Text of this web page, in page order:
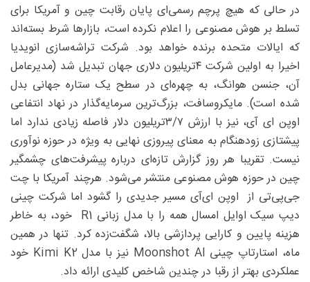
در حالی که هیچ پرچم رسمی‌ای پایان رقابت چین و آمریکا برای
تسلط بر هوش مصنوعی را اعلام نکرده است، بازارها شرط بسته‌اند
که ایالات‌ متحده برنده خواهد بود. شرکت تراشه‌سازی انویدیا
اخیرا به اولین شرکت ۴‌تریلیون دلاری جهان تبدیل شد (‌مدیرعامل
آن، جنسن هوانگ، به چهره‌ای در سطح یک ستاره جهانی بدل
شده است). مایکروسافت، بزرگ‌ترین سرمایه‌گذار در نهاد انتفاعی
اوپن ای آی، نیز با ارزش ۷/‏۳‌تریلیون دلار فاصله زیادی ندارد اما
پیشتازی زودهنگام به معنای پیروزی نهایی به‌ ویژه در حوزه نوآوری
نیست. تقریبا هر روز گزارش تازه‌ای درباره پیشرفت‌های چشمگیر
چین در حوزه هوش مصنوعی منتشر می‌شود. هرچند آمریکا با چت
جی‌پی‌تی از اوپن ای‌آی مسیر جدیدی را گشود اما شرکت چینی
دیپ سیک اوایل امسال همه را با مدل زبانی R1 خود، به ‌خاطر
هزینه پایین و کارایی پردازشی بالا، شگفت‌زده کرد. تنها در همین
ماه، استارتاپ چینی Moonshot AI نیز با مدل Kimi K2 خود
عملکردی بهتر از رقبا در چندین شاخص کلیدی ارائه داد.